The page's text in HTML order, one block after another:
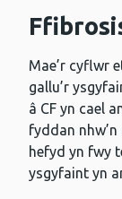
Mae’r cyflwr
gallu’r
â CF yn cael
fyddan
hefyd yn fwy
ysgyfaint yn